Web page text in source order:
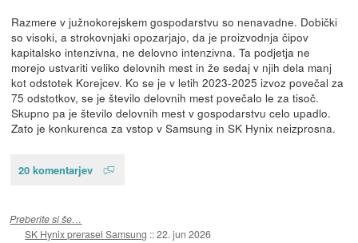
Razmere v južnokorejskem gospodarstvu so nenavadne. Dobički
so visoki, a strokovnjaki opozarjajo, da je proizvodnja čipov
kapitalsko intenzivna, ne delovno intenzivna. Ta podjetja ne
morejo ustvariti veliko delovnih mest in že sedaj v njih dela manj
kot odstotek Korejcev. Ko se je v letih 2023-2025 izvoz povečal za
75 odstotkov, se je število delovnih mest povečalo le za tisoč.
Skupno pa je število delovnih mest v gospodarstvu celo upadlo.
Zato je konkurenca za vstop v Samsung in SK Hynix neizprosna.
20 komentarjev
Preberite si še…
SK Hynix prerasel Samsung ::22. jun 2026